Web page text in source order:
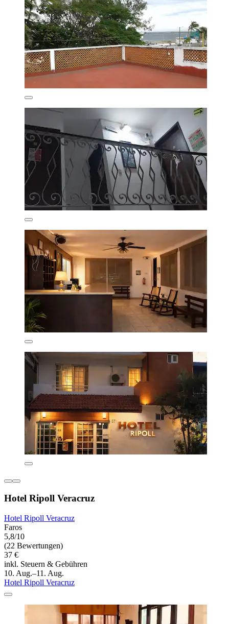
Hotel Ripoll Veracruz
Hotel Ripoll Veracruz
Faros
5,8/10
(22 Bewertungen)
37 €
inkl. Steuern & Gebühren
10. Aug.–11. Aug.
Hotel Ripoll Veracruz